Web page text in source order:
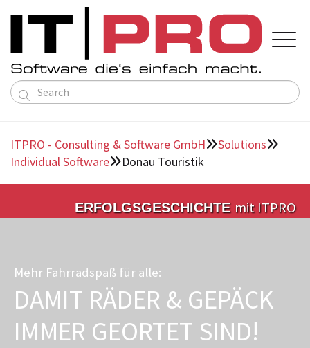
Service ERP
About us
About us
Team
References
Deutsch
English
Contact
Directions

ITPRO - Consulting & Software GmbHSolutions
Individual SoftwareDonau Touristik
ERFOLGSGESCHICHTE mit ITPRO
Mehr Fahrradspaß für alle:
DAMIT RÄDER & GEPÄCK
IMMER GEORTET SIND!